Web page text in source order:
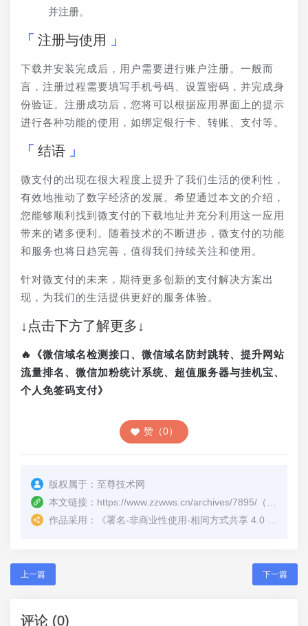
并注册。
注册与使用
下载并安装完成后，用户需要进行账户注册。一般而
言，注册过程需要填写手机号码、设置密码，并完成身
份验证。注册成功后，您将可以根据应用界面上的提示
进行各种功能的使用，如绑定银行卡、转账、支付等。
结语
微支付的出现在很大程度上提升了我们生活的便利性，
有效地推动了数字经济的发展。希望通过本文的介绍，
您能够顺利找到微支付的下载地址并充分利用这一应用
带来的诸多便利。随着技术的不断进步，微支付的功能
和服务也将日趋完善，值得我们持续关注和使用。
针对微支付的未来，期待更多创新的支付解决方案出
现，为我们的生活提供更好的服务体验。
↓点击下方了解更多↓
🔥《微信域名检测接口、微信域名防封跳转、提升网站
流量排名、微信加粉统计系统、超值服务器与挂机宝、
个人免签码支付》
赞（0）
版权属于： 至尊技术网
本文链接： https://www.zzwws.cn/archives/7895/ （转载时请注明本文出处及文章链接）
作品采用：
《署名-非商业性使用-相同方式共享 4.0 国际 (CC BY-NC-SA 4.0)
上一篇 下一篇
评论 (0)